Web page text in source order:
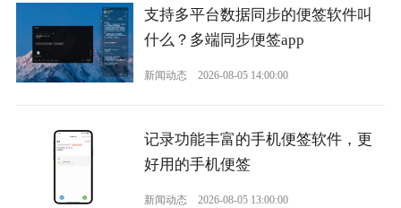
支持多平台数据同步的便签软件叫
什么？多端同步便签app
新闻动态 2026-08-05 14:00:00
记录功能丰富的手机便签软件，更
好用的手机便签
新闻动态 2026-08-05 13:00:00